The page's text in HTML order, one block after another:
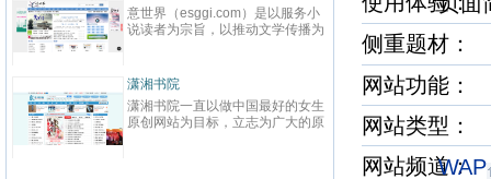
文化
化软
有“纵
优秀
经过
显著
部，
晋江文学城创立于2003年8月1
日，是中国大陆范围内最具影响力
耽美、爱情等原创网络小说而著
名。 截止到2015年3月31日，晋
江文学城拥有在线作品177万余
部，穿越、言情、影视、都市爱
起点
创文
字内
下。
学事
大成
连尚读书网
连尚读书网（免费小说），最热门
免费小说大全，免费阅读App，提
红袖
红袖
全球
统、
侧重题材
网站功能：
网站类型：
网站频道
WAP